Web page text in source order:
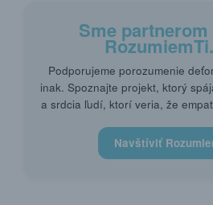
Sme
Podporujeme porozumenie
inak. Spoznajte projekt, ktorý
a srdcia ľudí, ktorí veria, že
Navštíviť